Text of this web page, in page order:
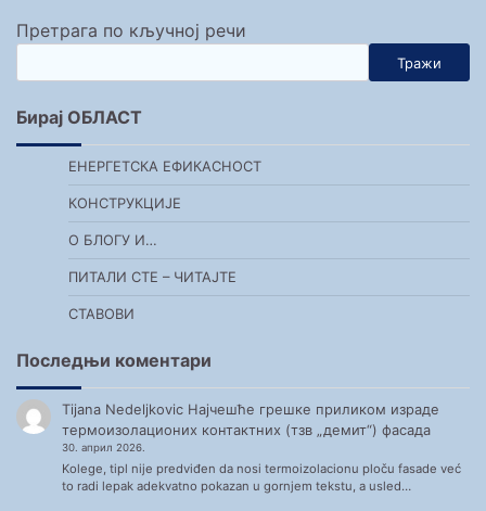
Претрага по кључној речи
Тражи
Бирај ОБЛАСТ
ЕНЕРГЕТСКА ЕФИКАСНОСТ
КОНСТРУКЦИЈЕ
О БЛОГУ И…
ПИТАЛИ СТЕ – ЧИТАЈТЕ
СТАВОВИ
Последњи коментари
Tijana Nedeljkovic Најчешће грешке приликом израде
термоизолационих контактних (тзв „демит“) фасада
30. април 2026.
Kolege, tipl nije predviđen da nosi termoizolacionu ploču fasade već
to radi lepak adekvatno pokazan u gornjem tekstu, a usled…